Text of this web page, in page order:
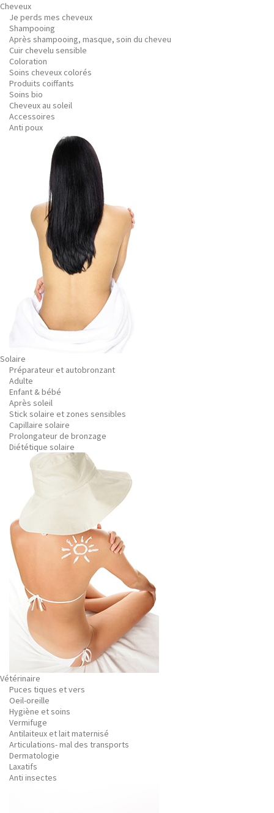
Cheveux
Je perds mes cheveux
Shampooing
Après shampooing, masque, soin du cheveu
Cuir chevelu sensible
Coloration
Soins cheveux colorés
Produits coiffants
Soins bio
Cheveux au soleil
Accessoires
Anti poux
Solaire
Préparateur et autobronzant
Adulte
Enfant & bébé
Après soleil
Stick solaire et zones sensibles
Capillaire solaire
Prolongateur de bronzage
Diététique solaire
Vétérinaire
Puces tiques et vers
Oeil-oreille
Hygiène et soins
Vermifuge
Antilaiteux et lait maternisé
Articulations- mal des transports
Dermatologie
Laxatifs
Anti insectes